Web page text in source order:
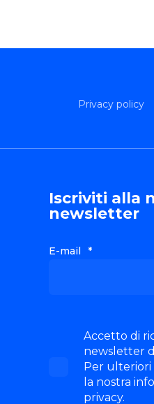
Privacy policy
Iscriviti alla
newsletter
E-mail *
Accetto di
newsletter
Per ulteriori
la nostra
privacy.